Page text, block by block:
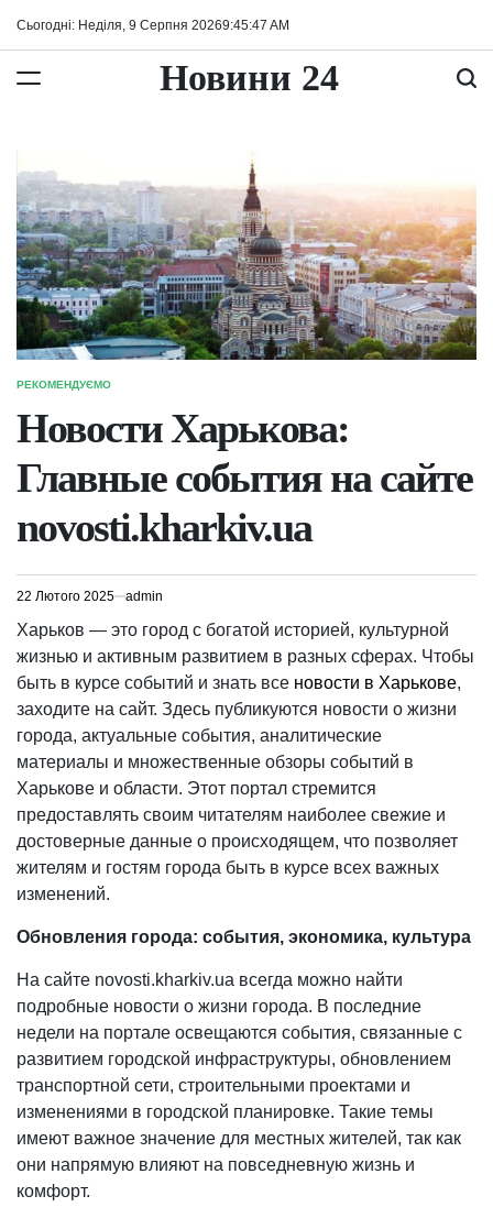
Сьогодні: Неділя, 9 Серпня 20269:45:48 AM
Новини 24
ОПУБЛІКУВАТИ
РЕКОМЕНДУЄМО
Новости Харькова:
Главные события на сайте
novosti.kharkiv.ua
22 Лютого 2025 admin
Харьков — это город с богатой историей, культурной
жизнью и активным развитием в разных сферах. Чтобы
быть в курсе событий и знать все новости в Харькове,
заходите на сайт. Здесь публикуются новости о жизни
города, актуальные события, аналитические
материалы и множественные обзоры событий в
Харькове и области. Этот портал стремится
предоставлять своим читателям наиболее свежие и
достоверные данные о происходящем, что позволяет
жителям и гостям города быть в курсе всех важных
изменений.
Обновления города: события, экономика, культура
На сайте novosti.kharkiv.ua всегда можно найти
подробные новости о жизни города. В последние
недели на портале освещаются события, связанные с
развитием городской инфраструктуры, обновлением
транспортной сети, строительными проектами и
изменениями в городской планировке. Такие темы
имеют важное значение для местных жителей, так как
они напрямую влияют на повседневную жизнь и
комфорт.